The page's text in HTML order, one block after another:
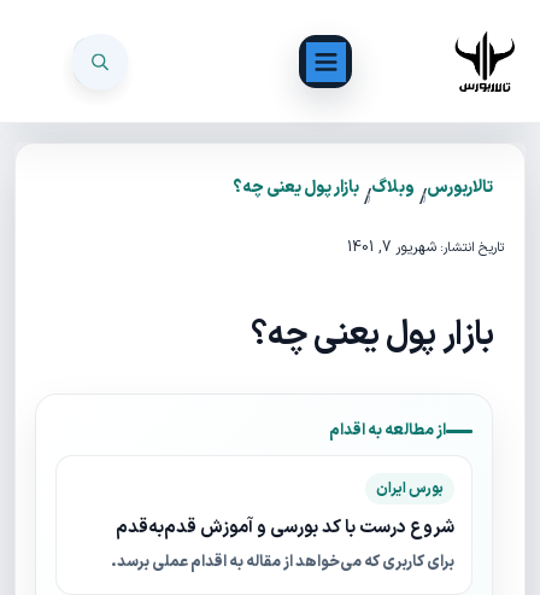
تالاربورس/ وبلاگ/بازار پول یعنی چه؟
تاریخ انتشار: شهریور 7, 1401
بازار پول یعنی چه؟
از مطالعه به اقدام
بورس ایران
شروع درست با کد بورسی و آموزش قدم‌به‌قدم
برای کاربری که می‌خواهد از مقاله به اقدام عملی برسد.